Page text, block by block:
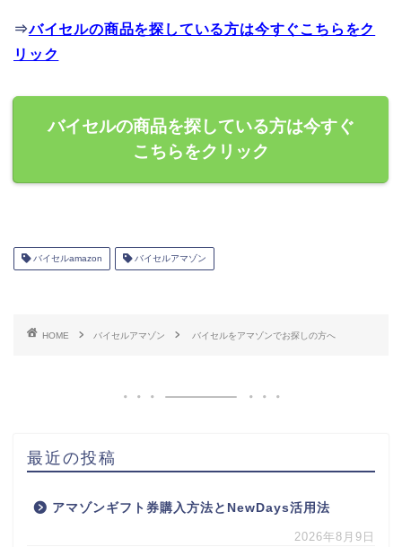
⇒バイセルの商品を探している方は今すぐこちらをク
リック
バイセルの商品を探している方は今すぐ
こちらをクリック
バイセルamazon バイセルアマゾン
HOME バイセルアマゾン バイセルをアマゾンでお探しの方へ
最近の投稿
アマゾンギフト券購入方法とNewDays活用法
2026年8月9日